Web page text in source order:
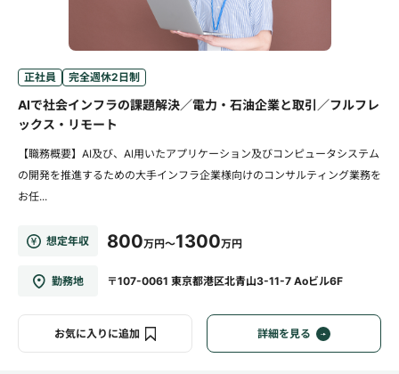
正社員 完全週休2日制
AIで社会インフラの課題解決／電力・石油企業と取引／フルフレ
ックス・リモート
【職務概要】AI及び、AI用いたアプリケーション及びコンピュータシステム
の開発を推進するための大手インフラ企業様向けのコンサルティング業務を
お任...
想定年収 800万円～1300万円
勤務地 〒107-0061 東京都港区北青山3-11-7 Aoビル6F
お気に入りに追加 詳細を見る